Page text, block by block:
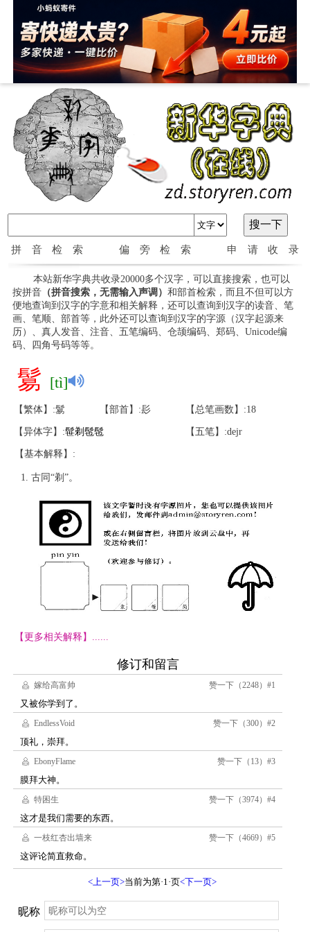
拼音检索 偏旁检索 申请收录
本站新华字典共收录20000多个汉字，可以直接搜索，也可以
按拼音（拼音搜索，无需输入声调） 和部首检索，而且不但可以方
便地查询到汉字的字意和相关解释，还可以查询到汉字的读音、笔
画、笔顺、部首等，此外还可以查询到汉字的字源（汉字起源来
历）、真人发音、注音、五笔编码、仓颉编码、郑码、Unicode编
码、四角号码等等。
鬄 [tì]
【繁体】:鬄 【部首】:髟 【总笔画数】:18
【异体字】:髰剃 髢髢 【五笔】:dejr
【基本解释】:
古同“剃”。
【更多相关解释】......